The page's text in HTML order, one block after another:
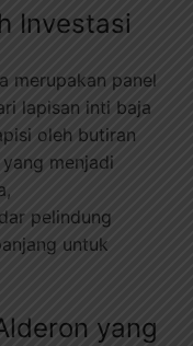
Investasi
merupakan panel
lapisan inti baja
oleh butiran
menjadi
pelindung
untuk
yang